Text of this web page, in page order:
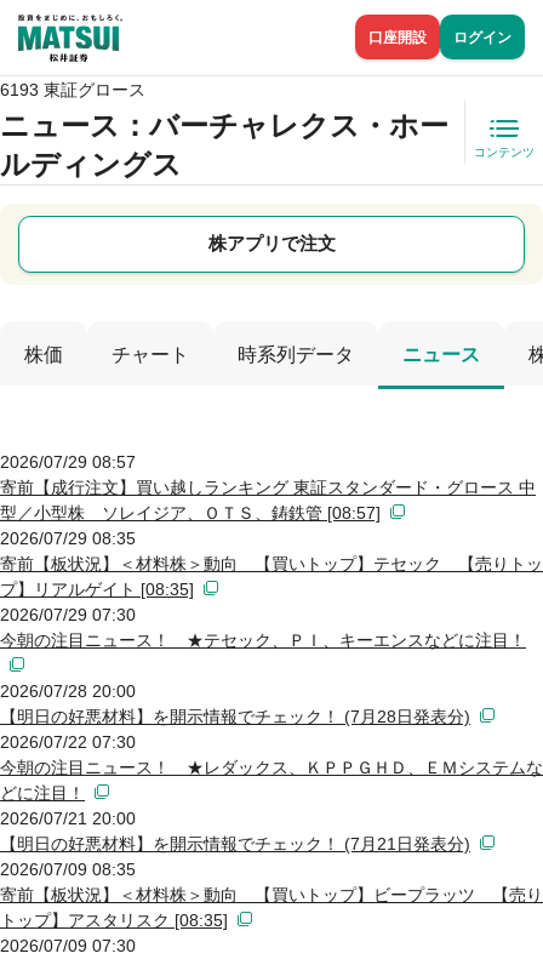
口座開設 ログイン
6193 東証グロース
ニュース ：バーチャレクス・ホー
ルディングス
コンテンツ
株アプリで注文
株価 チャート 時系列データ ニュース
2026/07/29 08:57
寄前【成行注文】買い越しランキング 東証スタンダード・グロース 中
型／小型株 ソレイジア、ＯＴＳ、鋳鉄管 [08:57]
2026/07/29 08:35
寄前【板状況】＜材料株＞動向 【買いトップ】テセック 【売りトッ
プ】リアルゲイト [08:35]
2026/07/29 07:30
今朝の注目ニュース！ ★テセック、ＰＩ、キーエンスなどに注目！
2026/07/28 20:00
【明日の好悪材料】を開示情報でチェック！ (7月28日発表分)
2026/07/22 07:30
今朝の注目ニュース！ ★レダックス、ＫＰＰＧＨＤ、ＥＭシステムな
どに注目！
2026/07/21 20:00
【明日の好悪材料】を開示情報でチェック！ (7月21日発表分)
2026/07/09 08:35
寄前【板状況】＜材料株＞動向 【買いトップ】ビープラッツ 【売り
トップ】アスタリスク [08:35]
2026/07/09 07:30